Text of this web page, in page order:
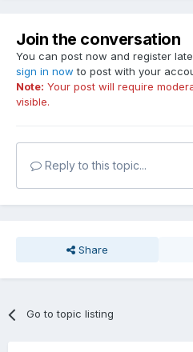
Join the conversation
You can post now and register
sign in now to post with your
Note: Your post will require
visible.
Reply to this topic...
Share
Go to topic listing